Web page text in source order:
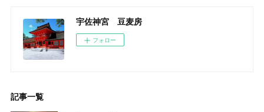
宇佐神宮 豆麦房
フォロー
記事一覧